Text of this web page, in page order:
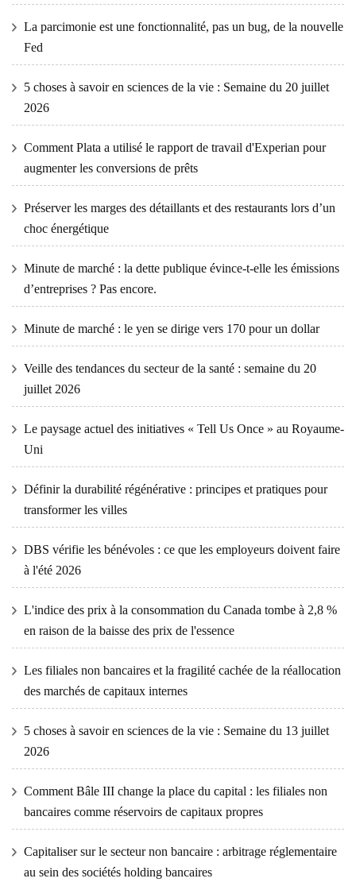
La parcimonie est une fonctionnalité, pas un bug, de la nouvelle
Fed
5 choses à savoir en sciences de la vie : Semaine du 20 juillet
2026
Comment Plata a utilisé le rapport de travail d'Experian pour
augmenter les conversions de prêts
Préserver les marges des détaillants et des restaurants lors d’un
choc énergétique
Minute de marché : la dette publique évince-t-elle les émissions
d’entreprises ? Pas encore.
Minute de marché : le yen se dirige vers 170 pour un dollar
Veille des tendances du secteur de la santé : semaine du 20
juillet 2026
Le paysage actuel des initiatives « Tell Us Once » au Royaume-
Uni
Définir la durabilité régénérative : principes et pratiques pour
transformer les villes
DBS vérifie les bénévoles : ce que les employeurs doivent faire
à l'été 2026
L'indice des prix à la consommation du Canada tombe à 2,8 %
en raison de la baisse des prix de l'essence
Les filiales non bancaires et la fragilité cachée de la réallocation
des marchés de capitaux internes
5 choses à savoir en sciences de la vie : Semaine du 13 juillet
2026
Comment Bâle III change la place du capital : les filiales non
bancaires comme réservoirs de capitaux propres
Capitaliser sur le secteur non bancaire : arbitrage réglementaire
au sein des sociétés holding bancaires